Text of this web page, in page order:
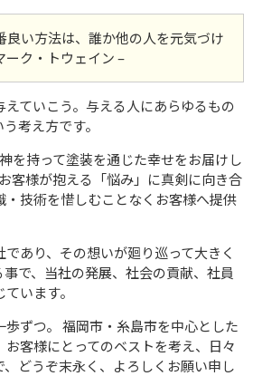
良い方法は、誰か他の人を元気づけ
ーク・トウェイン –
えていこう。与える人にあらゆるもの
考え方です。
を持って塗装を通じた幸せをお届けし
客様が抱える「悩み」に真剣に向き合
・技術を惜しむことなくお客様へ提供
あり、その想いが廻り巡って大きく
で、当社の発展、社会の貢献、社員
います。
ずつ。 福岡市・糸島市を中心とした
客様にとってのベストを考え、日々
どうぞ末永く、よろしくお願い申し